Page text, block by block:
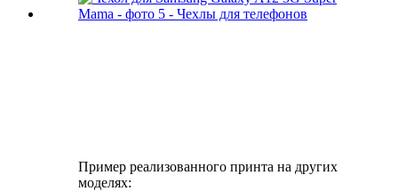
Пример реализованного принта на других
моделях: